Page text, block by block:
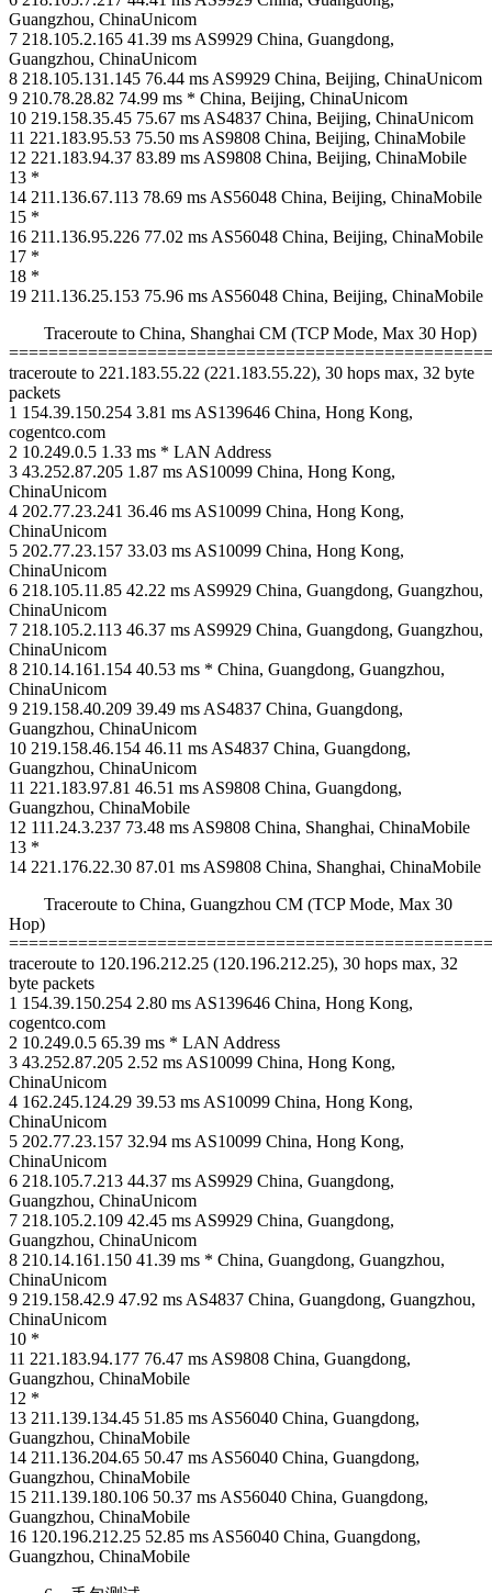
Guangzhou, ChinaUnicom
7 218.105.2.165 41.39 ms AS9929 China, Guangdong,
Guangzhou, ChinaUnicom
8 218.105.131.145 76.44 ms AS9929 China, Beijing, ChinaUnicom
9 210.78.28.82 74.99 ms * China, Beijing, ChinaUnicom
10 219.158.35.45 75.67 ms AS4837 China, Beijing, ChinaUnicom
11 221.183.95.53 75.50 ms AS9808 China, Beijing, ChinaMobile
12 221.183.94.37 83.89 ms AS9808 China, Beijing, ChinaMobile
13 *
14 211.136.67.113 78.69 ms AS56048 China, Beijing, ChinaMobile
15 *
16 211.136.95.226 77.02 ms AS56048 China, Beijing, ChinaMobile
17 *
18 *
19 211.136.25.153 75.96 ms AS56048 China, Beijing, ChinaMobile
Traceroute to China, Shanghai CM (TCP Mode, Max 30 Hop)
traceroute to 221.183.55.22 (221.183.55.22), 30 hops max, 32 byte
packets
1 154.39.150.254 3.81 ms AS139646 China, Hong Kong,
cogentco.com
2 10.249.0.5 1.33 ms * LAN Address
3 43.252.87.205 1.87 ms AS10099 China, Hong Kong,
ChinaUnicom
4 202.77.23.241 36.46 ms AS10099 China, Hong Kong,
ChinaUnicom
5 202.77.23.157 33.03 ms AS10099 China, Hong Kong,
ChinaUnicom
6 218.105.11.85 42.22 ms AS9929 China, Guangdong, Guangzhou,
ChinaUnicom
7 218.105.2.113 46.37 ms AS9929 China, Guangdong, Guangzhou,
ChinaUnicom
8 210.14.161.154 40.53 ms * China, Guangdong, Guangzhou,
ChinaUnicom
9 219.158.40.209 39.49 ms AS4837 China, Guangdong,
Guangzhou, ChinaUnicom
10 219.158.46.154 46.11 ms AS4837 China, Guangdong,
Guangzhou, ChinaUnicom
11 221.183.97.81 46.51 ms AS9808 China, Guangdong,
Guangzhou, ChinaMobile
12 111.24.3.237 73.48 ms AS9808 China, Shanghai, ChinaMobile
13 *
14 221.176.22.30 87.01 ms AS9808 China, Shanghai, ChinaMobile
Traceroute to China, Guangzhou CM (TCP Mode, Max 30
Hop)
traceroute to 120.196.212.25 (120.196.212.25), 30 hops max, 32
byte packets
1 154.39.150.254 2.80 ms AS139646 China, Hong Kong,
cogentco.com
2 10.249.0.5 65.39 ms * LAN Address
3 43.252.87.205 2.52 ms AS10099 China, Hong Kong,
ChinaUnicom
4 162.245.124.29 39.53 ms AS10099 China, Hong Kong,
ChinaUnicom
5 202.77.23.157 32.94 ms AS10099 China, Hong Kong,
ChinaUnicom
6 218.105.7.213 44.37 ms AS9929 China, Guangdong,
Guangzhou, ChinaUnicom
7 218.105.2.109 42.45 ms AS9929 China, Guangdong,
Guangzhou, ChinaUnicom
8 210.14.161.150 41.39 ms * China, Guangdong, Guangzhou,
ChinaUnicom
9 219.158.42.9 47.92 ms AS4837 China, Guangdong, Guangzhou,
ChinaUnicom
10 *
11 221.183.94.177 76.47 ms AS9808 China, Guangdong,
Guangzhou, ChinaMobile
12 *
13 211.139.134.45 51.85 ms AS56040 China, Guangdong,
Guangzhou, ChinaMobile
14 211.136.204.65 50.47 ms AS56040 China, Guangdong,
Guangzhou, ChinaMobile
15 211.139.180.106 50.37 ms AS56040 China, Guangdong,
Guangzhou, ChinaMobile
16 120.196.212.25 52.85 ms AS56040 China, Guangdong,
Guangzhou, ChinaMobile